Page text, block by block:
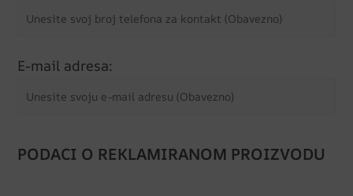
E-mail adresa:
PODACI O REKLAMIRANOM PROIZVODU